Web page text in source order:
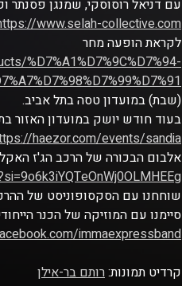
עם דניאל רוסוסקי, שמנגן פסנתר
www.selah-collective.com/
לקראת הופעה מחר
%D7%A1%D7%9C%D7%94-
(שבת) במועדון טסה בתל אביב.
בעוד חודש יושק במועדון האזור
haezor.com/events/sandia/
אלבום הבכורה של הרכב הג'ז
שוחחנו עם הסקסופוניסט של
סיימנו עם המוזיקה של הכנר
immaexpressband
קרדיט תמונות:רותם בר-אילן